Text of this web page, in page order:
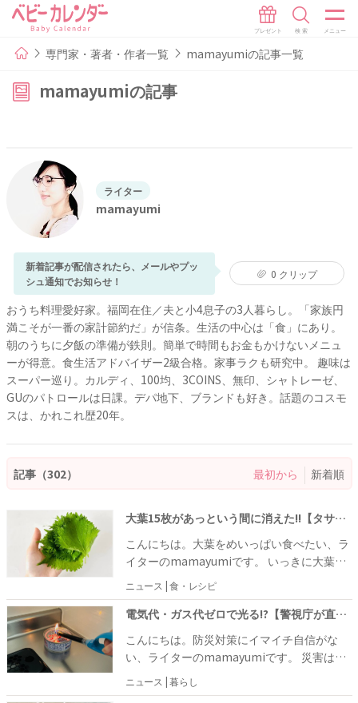
専門家・著者・作者一覧 mamayumiの記事一覧
mamayumiの記事
ライター
mamayumi
新着記事が配信されたら、メールやプッ
シュ通知でお知らせ！
0 クリップ
おうち料理愛好家。福岡在住／夫と小4息子の3人暮らし。「家族円
満こそが一番の家計節約だ」が信条。生活の中心は「食」にあり。
朝のうちに夕飯の準備が鉄則。簡単で時間もお金もかけないメニュ
ーが得意。食生活アドバイザー2級合格。家事ラクも研究中。 趣味は
スーパー巡り。カルディ、100均、3COINS、無印、シャトレーゼ、
GUのパトロールは日課。デパ地下、ブランドも好き。話題のコスモ
スは、かれこれ歴20年。
記事（302） 最初から 新着順
大葉15枚があっという間に消えた!!【タサン志麻さん】の衝撃的に美味い食べ方「クセになる味わい」「何にでも合うわ！」
こんにちは。大葉をめいっぱい食べたい、ラ
イターのmamayumiです。 いっきに大葉を
食べることのできる料理を探していたら、な
んとも洒落たレシピを発見しました。考案者
は、なんと伝説の家政婦・タサン志麻さん。
これは間違いないぞ！と試してみたところ、
我が家では大葉15枚が一夜にして一瞬で消え
ました。というわけで、大葉好きな人にシェ
アしたいと思います♪
ニュース | 食・レシピ
電気代・ガス代ゼロで光る!?【警視庁が直伝】「停電時にも知っていると安心」「家にあるもので簡単」ランプを作る裏ワザ2選
こんにちは。防災対策にイマイチ自信がな
い、ライターのmamayumiです。 災害はい
つ起きてもおかしくないことだと理解しつ
つ、我が家ではなかなか十分な備えができて
ニュース | 暮らし